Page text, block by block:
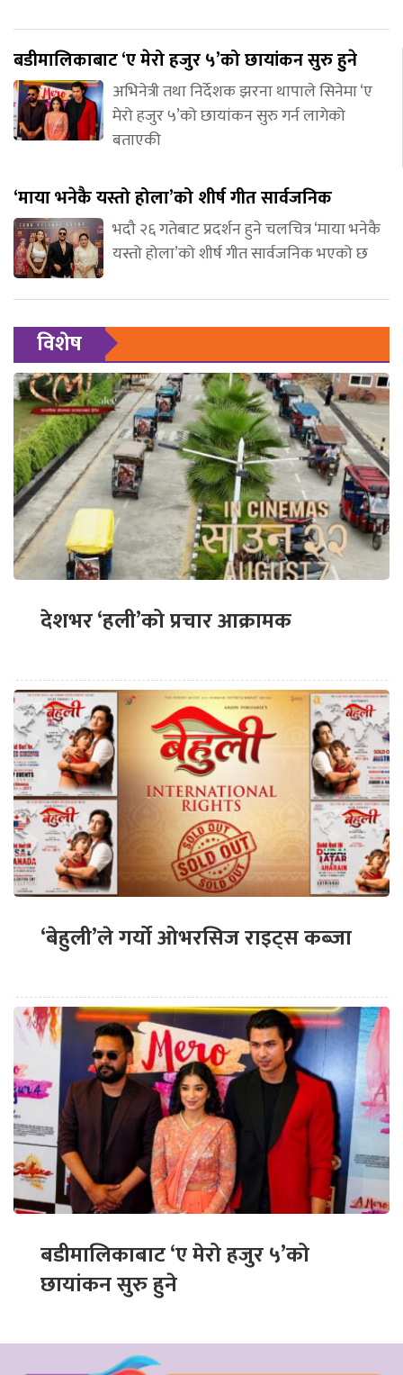
बडीमालिकाबाट ‘ए मेरो हजुर ५’को छायांकन सुरु हुने
अभिनेत्री तथा निर्देशक झरना थापाले सिनेमा ‘ए
मेरो हजुर ५’को छायांकन सुरु गर्न लागेको
बताएकी
‘माया भनेकै यस्तो होला’को शीर्ष गीत सार्वजनिक
भदौ २६ गतेबाट प्रदर्शन हुने चलचित्र ‘माया भनेकै
यस्तो होला’को शीर्ष गीत सार्वजनिक भएको छ
विशेष
देशभर ‘हली’को प्रचार आक्रामक
‘बेहुली’ले गर्यो ओभरसिज राइट्स कब्जा
बडीमालिकाबाट ‘ए मेरो हजुर ५’को
छायांकन सुरु हुने